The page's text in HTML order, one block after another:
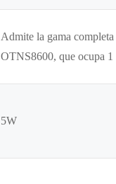
Admite la gama completa
OTNS8600, que ocupa 1
5W